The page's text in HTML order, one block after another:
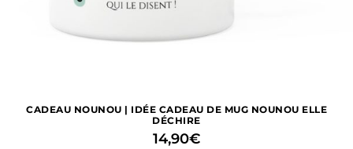
CADEAU NOUNOU | IDÉE CADEAU DE MUG NOUNOU ELLE
DÉCHIRE
14,90€